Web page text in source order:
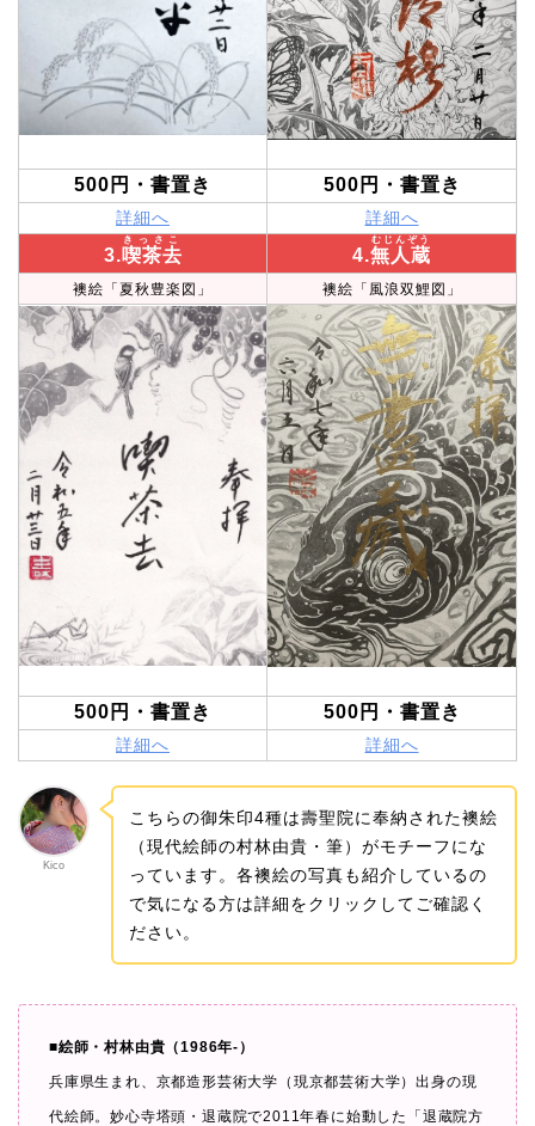
500円・書置き 500円・書置き
詳細へ 詳細へ
3.喫茶去
きっさこ
4.無人蔵
むじんぞう
襖絵「夏秋豊楽図」 襖絵「風浪双鯉図」
500円・書置き 500円・書置き
詳細へ 詳細へ
Kico
こちらの御朱印4種は壽聖院に奉納された襖絵
（現代絵師の村林由貴・筆）がモチーフにな
っています。各襖絵の写真も紹介しているの
で気になる方は詳細をクリックしてご確認く
ださい。
■絵師・村林由貴（1986年-）
兵庫県生まれ、京都造形芸術大学（現京都芸術大学）出身の現
代絵師。妙心寺塔頭・退蔵院で2011年春に始動した「退蔵院方